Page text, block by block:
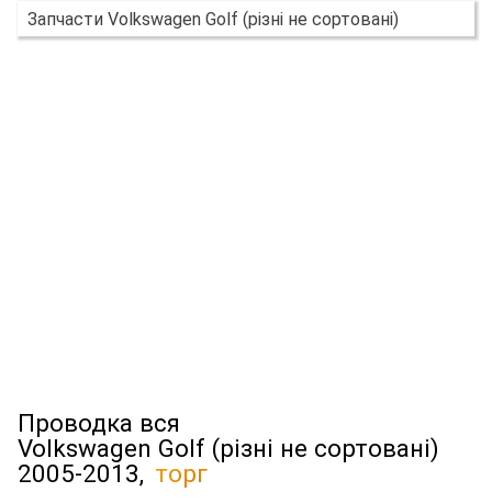
Запчасти Volkswagen Golf (різні не сортовані)
Проводка вся
Volkswagen Golf (різні не сортовані)
2005-2013, торг